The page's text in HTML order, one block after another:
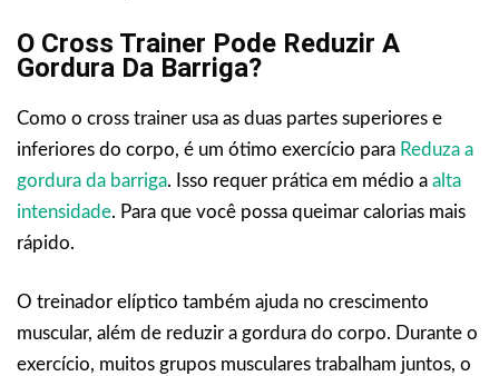
O Cross Trainer Pode Reduzir A
Gordura Da Barriga?
Como o cross trainer usa as duas partes superiores e
inferiores do corpo, é um ótimo exercício para Reduza a
gordura da barriga. Isso requer prática em médio a alta
intensidade. Para que você possa queimar calorias mais
rápido.
O treinador elíptico também ajuda no crescimento
muscular, além de reduzir a gordura do corpo. Durante o
exercício, muitos grupos musculares trabalham juntos, o